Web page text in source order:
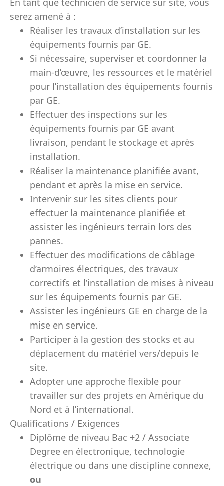
serez amené à :
Réaliser les travaux d’installation sur les
équipements fournis par GE.
Si nécessaire, superviser et coordonner la
main-d’œuvre, les ressources et le matériel
pour l’installation des équipements fournis
par GE.
Effectuer des inspections sur les
équipements fournis par GE avant
livraison, pendant le stockage et après
installation.
Réaliser la maintenance planifiée avant,
pendant et après la mise en service.
Intervenir sur les sites clients pour
effectuer la maintenance planifiée et
assister les ingénieurs terrain lors des
pannes.
Effectuer des modifications de câblage
d’armoires électriques, des travaux
correctifs et l’installation de mises à niveau
sur les équipements fournis par GE.
Assister les ingénieurs GE en charge de la
mise en service.
Participer à la gestion des stocks et au
déplacement du matériel vers/depuis le
site.
Adopter une approche flexible pour
travailler sur des projets en Amérique du
Nord et à l’international.
Qualifications / Exigences
Diplôme de niveau Bac +2 / Associate
Degree en électronique, technologie
électrique ou dans une discipline connexe,
ou